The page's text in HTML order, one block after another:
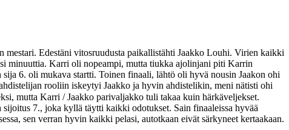
Edestäni vitosruudusta paikallistähti Jaakko Louhi. Virien kaikki
minuuttia. Karri oli nopeampi, mutta tiukka ajolinjani piti Karrin
6. oli mukava startti. Toinen finaali, lähtö oli hyvä nousin Jaakon ohi
rooliin iskeytyi Jaakko ja hyvin ahdistelikin, meni nätisti ohi
mutta Karri / Jaakko parivaljakko tuli takaa kuin härkäveljekset.
7., joka kyllä täytti kaikki odotukset. Sain finaaleissa hyvää
sen verran hyvin kaikki pelasi, autotkaan eivät särkyneet kertaakaan.